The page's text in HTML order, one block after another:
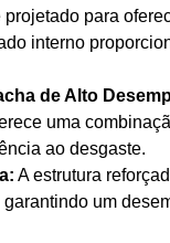
projetado para
interno
de Alto
uma
ao desgaste.
A estrutura
um